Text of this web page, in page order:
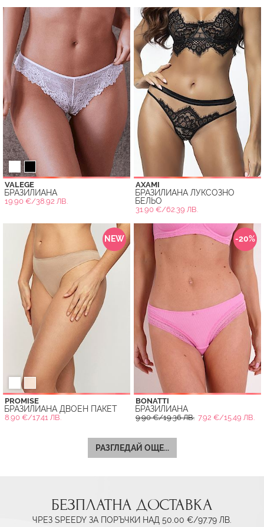
VALEGE
БРАЗИЛИАНА
19.90 €/38.92 ЛВ.
AXAMI
БРАЗИЛИАНА ЛУКСОЗНО
БЕЛЬО
31.90 €/62.39 ЛВ.
NEW
PROMISE
БРАЗИЛИАНА ДВОЕН ПАКЕТ
8.90 €/17.41 ЛВ.
-20%
BONATTI
БРАЗИЛИАНА
9.90 €/19.36 ЛВ. 7.92 €/15.49 ЛВ.
РАЗГЛЕДАЙ ОЩЕ...
БЕЗПЛАТНА ДОСТАВКА
ЧРЕЗ SPEEDY ЗА ПОРЪЧКИ НАД 50.00 €/97.79 ЛВ.